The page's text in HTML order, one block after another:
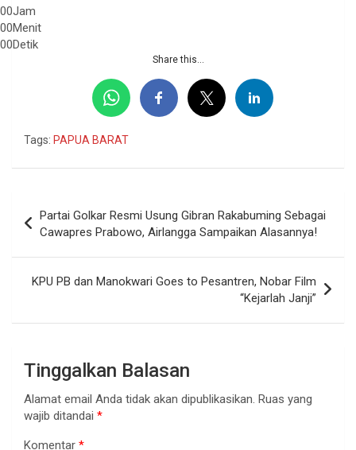
00Jam
00Menit
00Detik
Share this...
Tags: PAPUA BARAT
pos
Partai Golkar Resmi Usung Gibran Rakabuming Sebagai
Cawapres Prabowo, Airlangga Sampaikan Alasannya!
KPU PB dan Manokwari Goes to Pesantren, Nobar Film
“Kejarlah Janji”
Tinggalkan Balasan
Alamat email Anda tidak akan dipublikasikan. Ruas yang
wajib ditandai *
Komentar *